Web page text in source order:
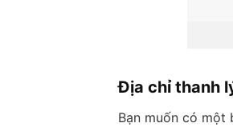
Địa chỉ thanh
Bạn muốn có một